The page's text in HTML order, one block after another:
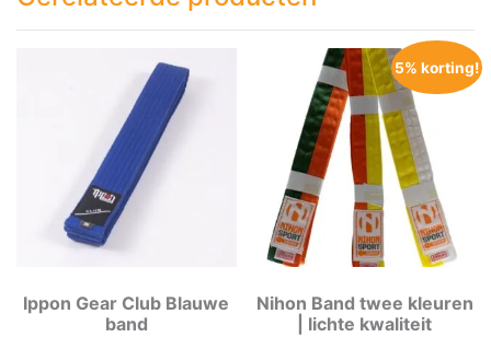
Ippon Gear Club Blauwe
band
5% korting!
Nihon Band twee kleuren
| lichte kwaliteit